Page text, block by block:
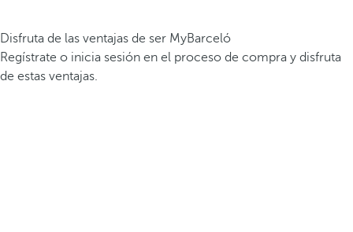
Disfruta de las ventajas de ser MyBarceló
Regístrate o inicia sesión en el proceso de compra y disfruta
de estas ventajas.